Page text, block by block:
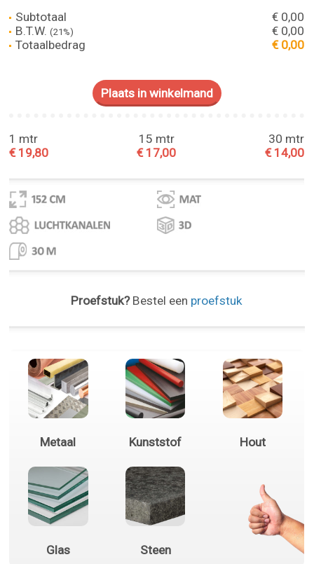
Subtotaal
€ 0,00
B.T.W.(21%)
€ 0,00
Totaalbedrag
€ 0,00
1 mtr
€ 19,80
15 mtr
€ 17,00
30 mtr
€ 14,00
Proefstuk?Bestel een proefstuk
Metaal Kunststof Hout
Glas Steen